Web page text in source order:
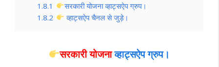
1.8.1
सरकारी योजना व्हाट्सऐप ग्रुप।
1.8.2
व्हाट्सऐप चैनल से जुड़े।
सरकारी योजनाव्हाट्सऐप ग्रुप।